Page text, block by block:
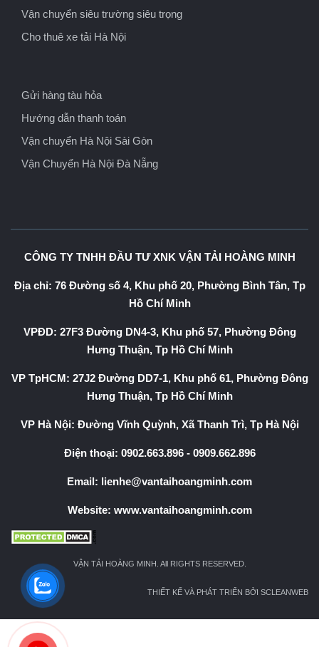
Vận chuyển siêu trường siêu trọng
Cho thuê xe tải Hà Nội
Gửi hàng tàu hỏa
Hướng dẫn thanh toán
Vận chuyển Hà Nội Sài Gòn
Vận Chuyển Hà Nội Đà Nẵng
CÔNG TY TNHH ĐẦU TƯ XNK VẬN TẢI HOÀNG MINH
Địa chỉ: 76 Đường số 4, Khu phố 20, Phường Bình Tân, Tp
Hồ Chí Minh
VPĐD: 27F3 Đường DN4-3, Khu phố 57, Phường Đông
Hưng Thuận, Tp Hồ Chí Minh
VP TpHCM: 27J2 Đường DD7-1, Khu phố 61, Phường Đông
Hưng Thuận, Tp Hồ Chí Minh
VP Hà Nội: Đường Vĩnh Quỳnh, Xã Thanh Trì, Tp Hà Nội
Điện thoại: 0902.663.896- 0909.662.896
Email: lienhe@vantaihoangminh.com
Website: www.vantaihoangminh.com
VẬN TẢI HOÀNG MINH. All RIGHTS RESERVED.
THIẾT KẾ VÀ PHÁT TRIỂN BỞI SCLEANWEB